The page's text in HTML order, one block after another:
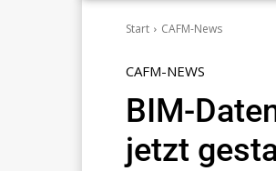
Start CAFM-News
CAFM-NEWS
BIM-
jetzt